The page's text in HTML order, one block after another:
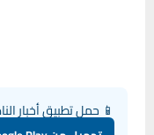
📱 حمل تطبيق أخبار